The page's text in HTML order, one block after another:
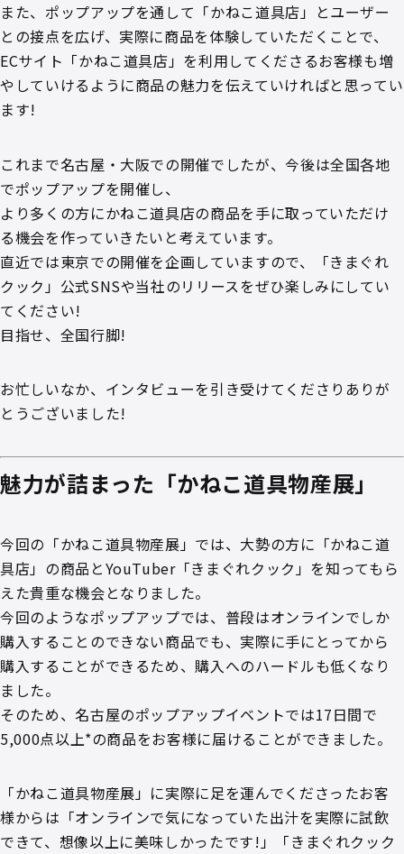
また、ポップアップを通して「かねこ道具店」とユーザー
との接点を広げ、実際に商品を体験していただくことで、
ECサイト「かねこ道具店」を利用してくださるお客様も増
やしていけるように商品の魅力を伝えていければと思ってい
ます!
これまで名古屋・大阪での開催でしたが、今後は全国各地
でポップアップを開催し、
より多くの方にかねこ道具店の商品を手に取っていただけ
る機会を作っていきたいと考えています。
直近では東京での開催を企画していますので、「きまぐれ
クック」公式SNSや当社のリリースをぜひ楽しみにしてい
てください!
目指せ、全国行脚!
お忙しいなか、インタビューを引き受けてくださりありが
とうございました!
魅力が詰まった「かねこ道具物産展」
今回の「かねこ道具物産展」では、大勢の方に「かねこ道
具店」の商品とYouTuber「きまぐれクック」を知ってもら
えた貴重な機会となりました。
今回のようなポップアップでは、普段はオンラインでしか
購入することのできない商品でも、実際に手にとってから
購入することができるため、購入へのハードルも低くなり
ました。
そのため、名古屋のポップアップイベントでは17日間で
5,000点以上*の商品をお客様に届けることができました。
「かねこ道具物産展」に実際に足を運んでくださったお客
様からは「オンラインで気になっていた出汁を実際に試飲
できて、想像以上に美味しかったです!」「きまぐれクック